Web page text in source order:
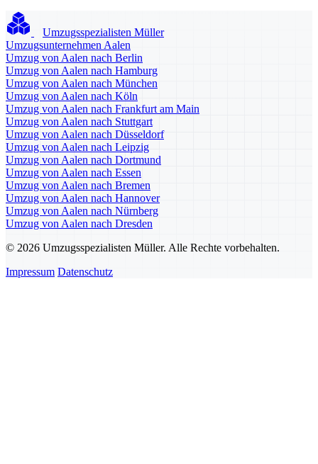
Umzugsspezialisten Müller
Umzugsunternehmen Aalen
Umzug von Aalen nach Berlin
Umzug von Aalen nach Hamburg
Umzug von Aalen nach München
Umzug von Aalen nach Köln
Umzug von Aalen nach Frankfurt am Main
Umzug von Aalen nach Stuttgart
Umzug von Aalen nach Düsseldorf
Umzug von Aalen nach Leipzig
Umzug von Aalen nach Dortmund
Umzug von Aalen nach Essen
Umzug von Aalen nach Bremen
Umzug von Aalen nach Hannover
Umzug von Aalen nach Nürnberg
Umzug von Aalen nach Dresden
© 2026 Umzugsspezialisten Müller. Alle Rechte vorbehalten.
Impressum Datenschutz